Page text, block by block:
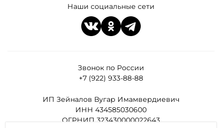
Звонок по России
+7 (922) 933-88-88
ИП Зейналов Вугар Имамвердиевич
ИНН 434585030600
ОГРНИП 323430000022643
Наши социальные сети